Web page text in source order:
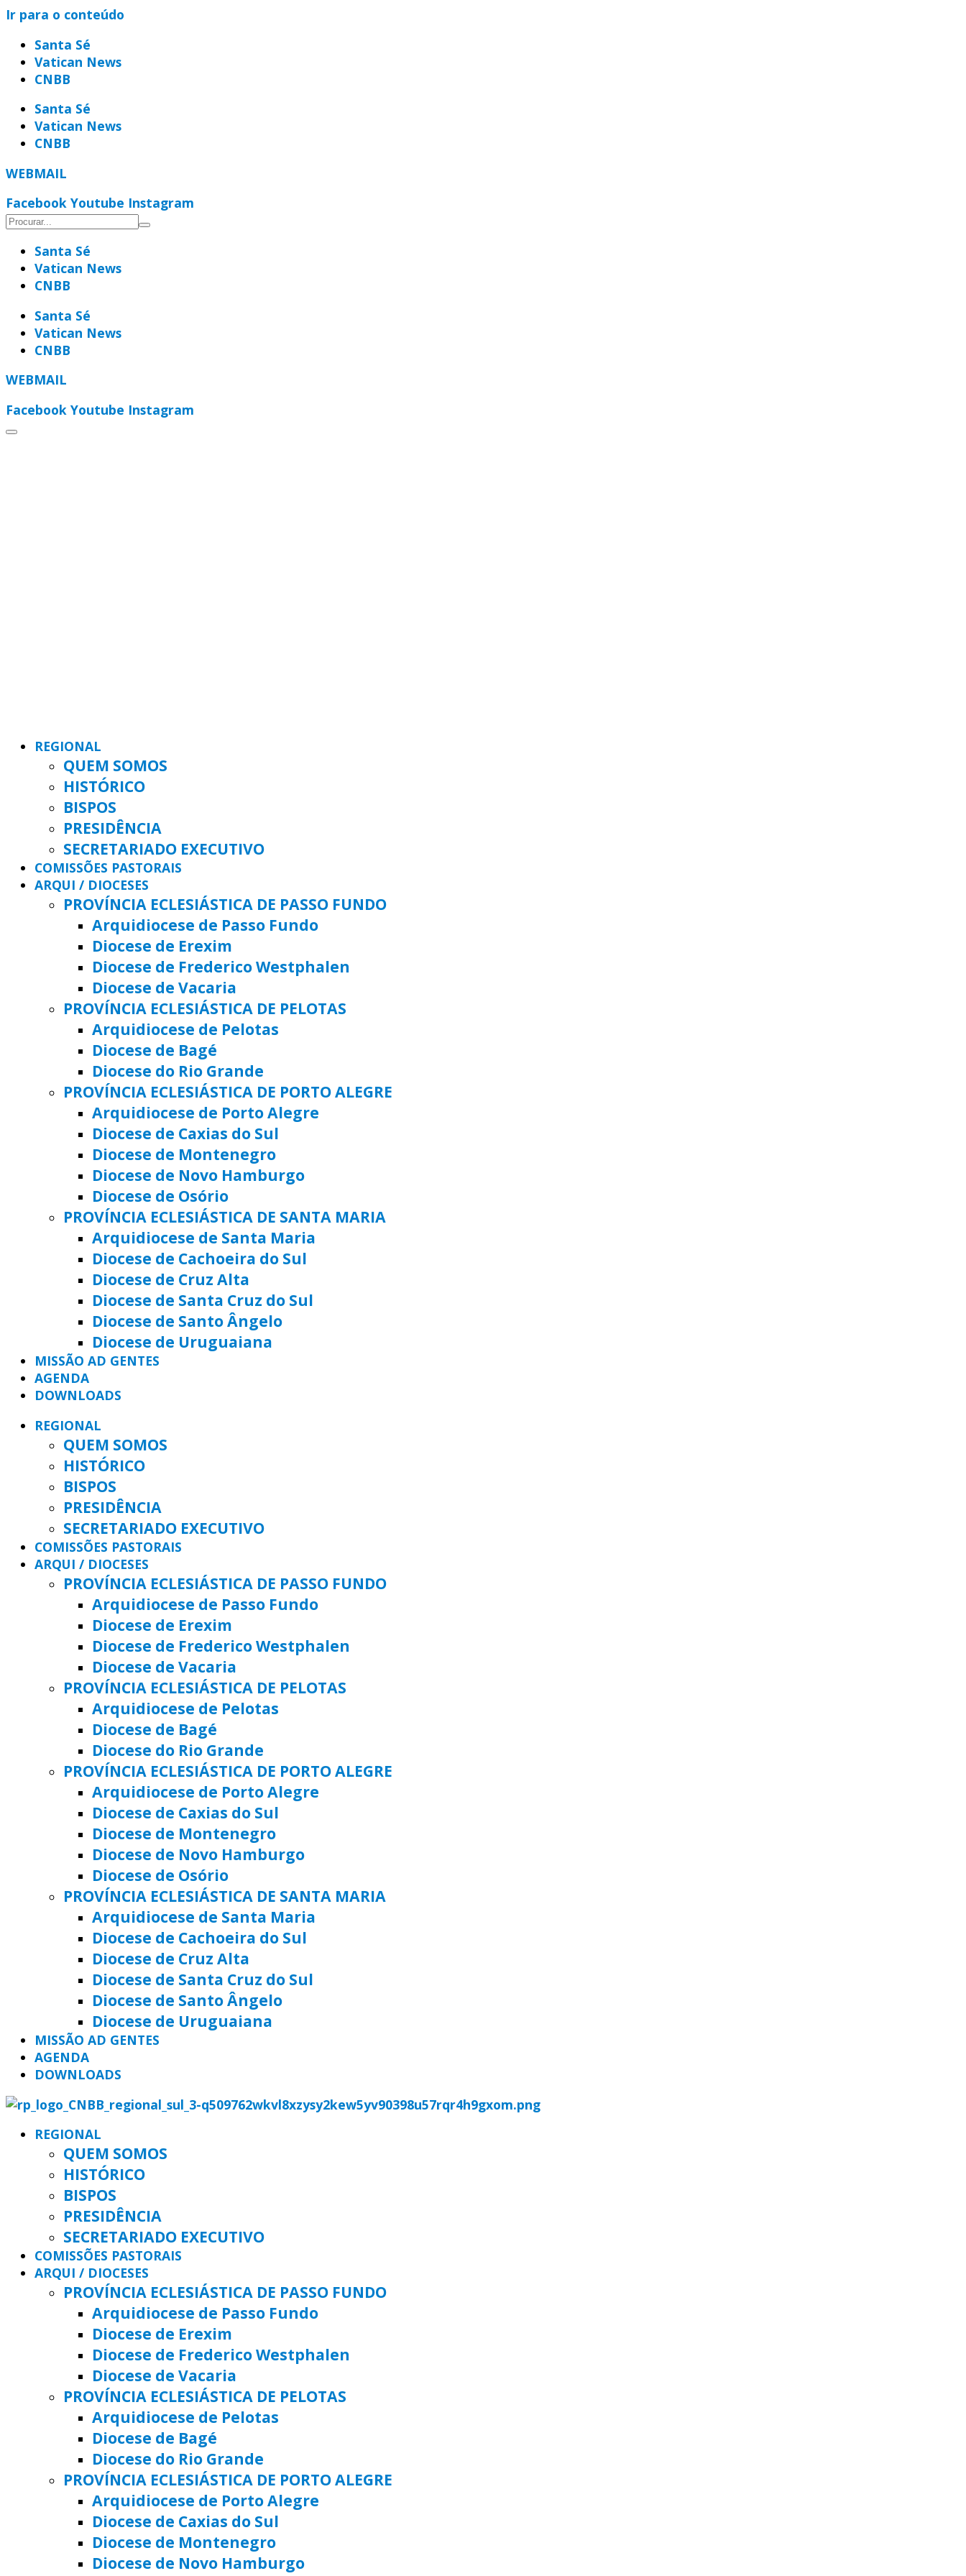
Ir para o conteúdo
Santa Sé
Vatican News
CNBB
Santa Sé
Vatican News
CNBB
WEBMAIL
Facebook Youtube Instagram
Santa Sé
Vatican News
CNBB
Santa Sé
Vatican News
CNBB
WEBMAIL
Facebook Youtube Instagram
REGIONAL
QUEM SOMOS
HISTÓRICO
BISPOS
PRESIDÊNCIA
SECRETARIADO EXECUTIVO
COMISSÕES PASTORAIS
ARQUI / DIOCESES
PROVÍNCIA ECLESIÁSTICA DE PASSO FUNDO
Arquidiocese de Passo Fundo
Diocese de Erexim
Diocese de Frederico Westphalen
Diocese de Vacaria
PROVÍNCIA ECLESIÁSTICA DE PELOTAS
Arquidiocese de Pelotas
Diocese de Bagé
Diocese do Rio Grande
PROVÍNCIA ECLESIÁSTICA DE PORTO ALEGRE
Arquidiocese de Porto Alegre
Diocese de Caxias do Sul
Diocese de Montenegro
Diocese de Novo Hamburgo
Diocese de Osório
PROVÍNCIA ECLESIÁSTICA DE SANTA MARIA
Arquidiocese de Santa Maria
Diocese de Cachoeira do Sul
Diocese de Cruz Alta
Diocese de Santa Cruz do Sul
Diocese de Santo Ângelo
Diocese de Uruguaiana
MISSÃO AD GENTES
AGENDA
DOWNLOADS
REGIONAL
QUEM SOMOS
HISTÓRICO
BISPOS
PRESIDÊNCIA
SECRETARIADO EXECUTIVO
COMISSÕES PASTORAIS
ARQUI / DIOCESES
PROVÍNCIA ECLESIÁSTICA DE PASSO FUNDO
Arquidiocese de Passo Fundo
Diocese de Erexim
Diocese de Frederico Westphalen
Diocese de Vacaria
PROVÍNCIA ECLESIÁSTICA DE PELOTAS
Arquidiocese de Pelotas
Diocese de Bagé
Diocese do Rio Grande
PROVÍNCIA ECLESIÁSTICA DE PORTO ALEGRE
Arquidiocese de Porto Alegre
Diocese de Caxias do Sul
Diocese de Montenegro
Diocese de Novo Hamburgo
Diocese de Osório
PROVÍNCIA ECLESIÁSTICA DE SANTA MARIA
Arquidiocese de Santa Maria
Diocese de Cachoeira do Sul
Diocese de Cruz Alta
Diocese de Santa Cruz do Sul
Diocese de Santo Ângelo
Diocese de Uruguaiana
MISSÃO AD GENTES
AGENDA
DOWNLOADS
REGIONAL
QUEM SOMOS
HISTÓRICO
BISPOS
PRESIDÊNCIA
SECRETARIADO EXECUTIVO
COMISSÕES PASTORAIS
ARQUI / DIOCESES
PROVÍNCIA ECLESIÁSTICA DE PASSO FUNDO
Arquidiocese de Passo Fundo
Diocese de Erexim
Diocese de Frederico Westphalen
Diocese de Vacaria
PROVÍNCIA ECLESIÁSTICA DE PELOTAS
Arquidiocese de Pelotas
Diocese de Bagé
Diocese do Rio Grande
PROVÍNCIA ECLESIÁSTICA DE PORTO ALEGRE
Arquidiocese de Porto Alegre
Diocese de Caxias do Sul
Diocese de Montenegro
Diocese de Novo Hamburgo